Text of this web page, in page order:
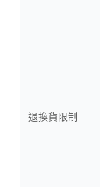
退換貨限制